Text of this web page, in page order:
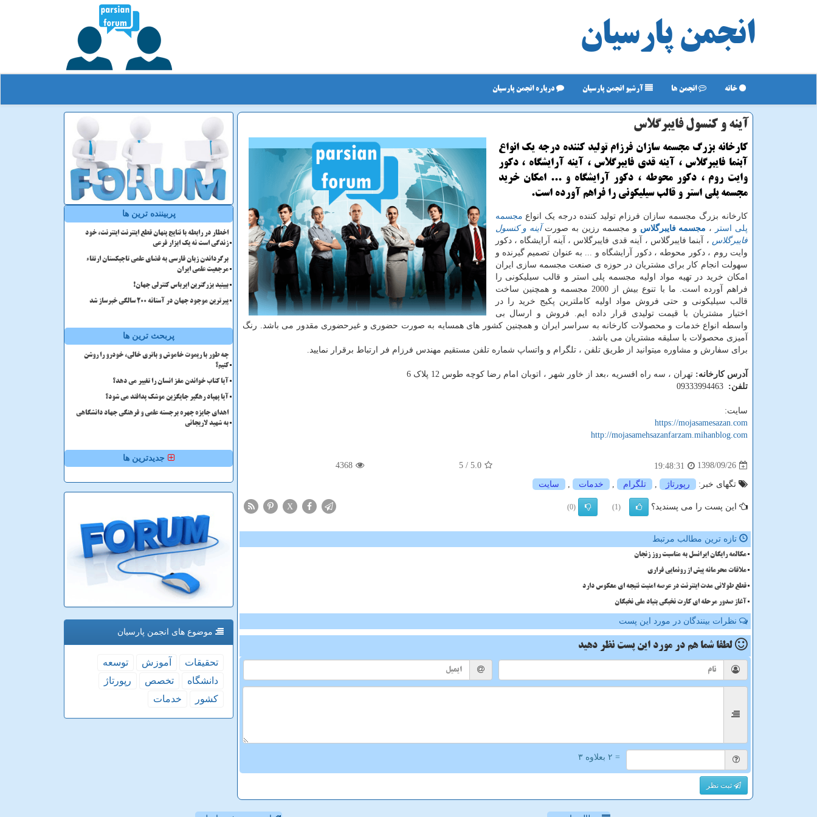
انجمن پارسیان
خانه انجمن ها آرشیو انجمن پارسیان درباره انجمن پارسیان
آینه و كنسول فایبرگلاس
كارخانه بزرگ مجسمه سازان فرزام تولید كننده درجه یك انواع
آبنما فایبرگلاس ، آینه قدی فایبرگلاس ، آینه آرایشگاه ، دكور
وایت روم ، دكور محوطه ، دكور آرایشگاه و ... امكان خرید
مجسمه پلی استر و قالب سیلیكونی را فراهم آورده است.
کارخانه بزرگ مجسمه سازان فرزام تولید کننده درجه یک انواع مجسمه
پلی استر
، مجسمه فایبرگلاس و مجسمه رزین به صورتآینه و کنسول
فایبرگلاس ، آبنما فایبرگلاس ، آینه قدی فایبرگلاس ، آینه آرایشگاه ، دکور
وایت روم ، دکور محوطه ، دکور آرایشگاه و ... به عنوان تصمیم گیرنده و
سهولت انجام کار برای مشتریان در حوزه ی صنعت مجسمه سازی ایران
امکان خرید در تهیه مواد اولیه مجسمه پلی استر و قالب سیلیکونی را
فراهم آورده است. ما با تنوع بیش از 2000 مجسمه و همچنین ساخت
قالب سیلیکونی و حتی فروش مواد اولیه کاملترین پکیج خرید را در
اختیار مشتریان با قیمت تولیدی قرار داده ایم. فروش و ارسال بی
واسطه انواع خدمات و محصولات کارخانه به سراسر ایران و همچنین کشور های همسایه به صورت حضوری و غیرحضوری مقدور می باشد. رنگ
آمیزی محصولات با سلیقه مشتریان می باشد.
برای سفارش و مشاوره میتوانید از طریق تلفن ، تلگرام و واتساپ شماره تلفن مستقیم مهندس فرزام فر ارتباط برقرار نمایید.
آدرس کارخانه: تهران ، سه راه افسریه ،بعد از خاور شهر ، اتوبان امام رضا کوچه طوس 12 پلاک 6
تلفن:
سایت:
https://mojasamesazan.com
http://mojasamehsazanfarzam.mihanblog.com
1398/09/26
19:48:31
5.0
/ 5
4368
تگهای خبر: رپورتاژ تلگرام خدمات سایت
این پست را می پسندید؟ (1)
(0)
X
تازه ترین مطالب مرتبط
مکالمه رایگان ایرانسل به مناسبت روز زنجان
ملاقات محرمانه پیش از رونمایی فراری
قطع طولانی مدت اینترنت در عرصه امنیت نتیجه ای معکوس دارد
آغاز صدور مرحله ای کارت نخبگی بنیاد ملی نخبگان
نظرات بینندگان در مورد این پست
لطفا شما هم در مورد این پست نظر دهید
= ۲ بعلاوه ۳
ثبت نظر
پربیننده ترین ها
اخطار در رابطه با نتایج پنهان قطع اینترنت اینترنت، خود
زندگی است نه یک ابزار فرعی
برگرداندن زبان فارسی به فضای علمی تاجیکستان ارتقاء
مرجعیت علمی ایران
ببینید بزرگترین ایرباس کنترلی جهان!
پیرترین موجود جهان در آستانه ۲۰۰ سالگی خبرساز شد
پربحث ترین ها
چه طور با ریموت خاموش و باتری خالی، خودرو را روشن
کنیم؟
آیا کتاب خواندن مغز انسان را تغییر می دهد؟
آیا پهپاد رهگیر جایگزین موشک پدافند می شود؟
اهدای جایزه چهره برجسته علمی و فرهنگی جهاد دانشگاهی
به شهید لاریجانی
جدیدترین ها
موضوع های انجمن پارسیان
تحقیقات آموزش
توسعه
دانشگاه
تخصص
رپورتاژ
كشور
خدمات